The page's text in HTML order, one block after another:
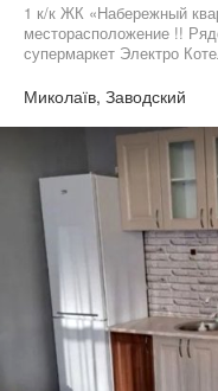
1 к/к ЖК «Набережный
месторасположение !!
супермаркет Электро
Миколаїв, Заводский